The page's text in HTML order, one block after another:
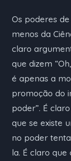
Os poderes
menos da
claro
que dizem
é apenas a
promoção do
poder”. É
que se existe
no poder
la. É claro que